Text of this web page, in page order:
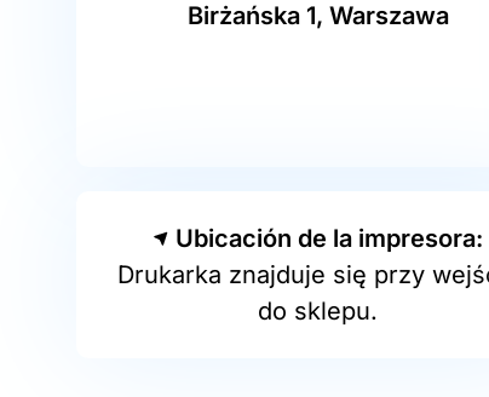
Birżańska 1, Warszawa
Ubicación de la impresora:
Drukarka znajduje się przy
do sklepu.